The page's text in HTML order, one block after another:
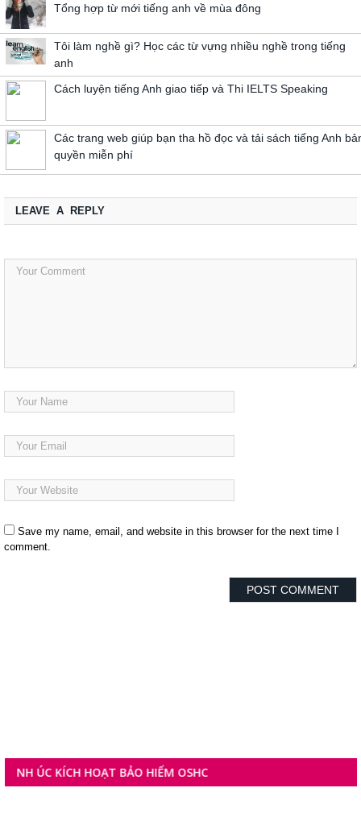
Tổng hợp từ mới tiếng anh về mùa đông
Tôi làm nghề gì? Học các từ vựng nhiều nghề trong tiếng
anh
Cách luyện tiếng Anh giao tiếp và Thi IELTS Speaking
Các trang web giúp bạn tha hồ đọc và tải sách tiếng Anh
quyền miễn phí
LEAVE A REPLY
Save my name, email, and website in this browser for the next time I
comment.
KÍCH HOẠT BẢO HIỂM OSHC